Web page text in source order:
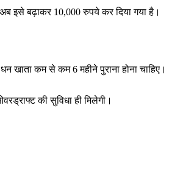
इसे बढ़ाकर 10,000 रुपये कर दिया गया है।
कम से कम 6 महीने पुराना होना चाहिए।
की सुविधा ही मिलेगी।